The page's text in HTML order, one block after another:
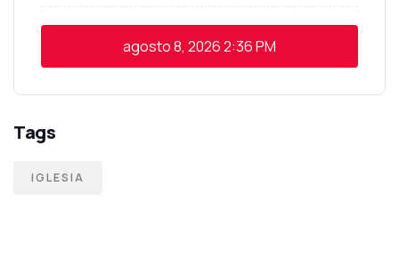
agosto 8, 20262:36 PM
Tags
IGLESIA